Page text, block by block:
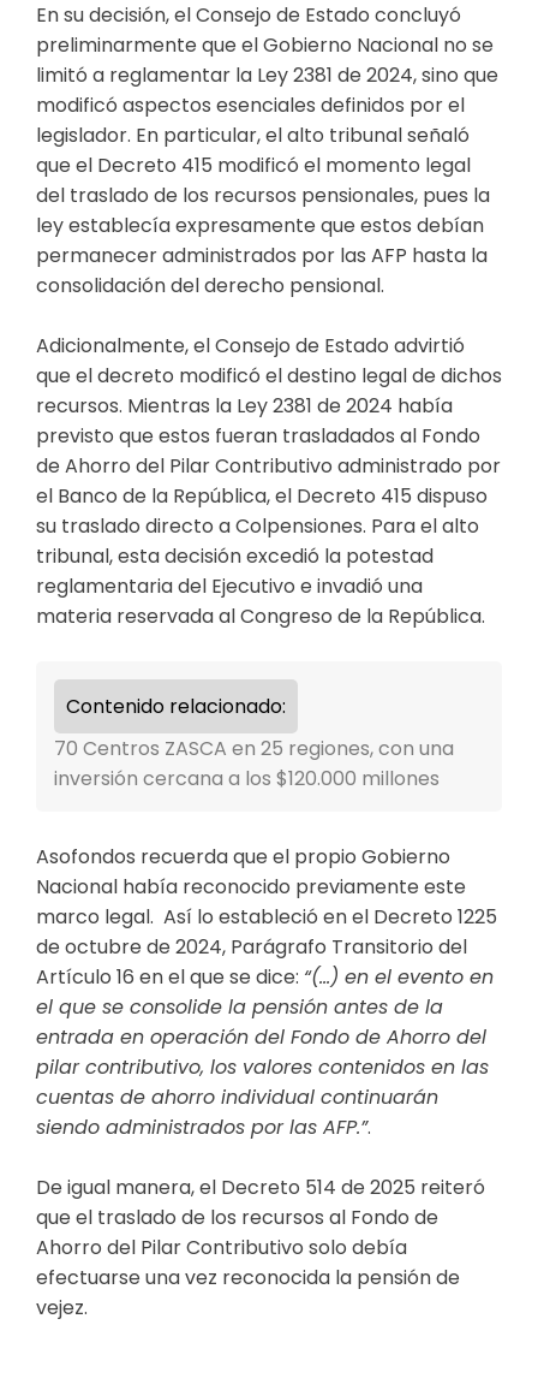
En su decisión, el Consejo de Estado concluyó
preliminarmente que el Gobierno Nacional no se
limitó a reglamentar la Ley 2381 de 2024, sino que
modificó aspectos esenciales definidos por el
legislador. En particular, el alto tribunal señaló
que el Decreto 415 modificó el momento legal
del traslado de los recursos pensionales, pues la
ley establecía expresamente que estos debían
permanecer administrados por las AFP hasta la
consolidación del derecho pensional.
Adicionalmente, el Consejo de Estado advirtió
que el decreto modificó el destino legal de dichos
recursos. Mientras la Ley 2381 de 2024 había
previsto que estos fueran trasladados al Fondo
de Ahorro del Pilar Contributivo administrado por
el Banco de la República, el Decreto 415 dispuso
su traslado directo a Colpensiones. Para el alto
tribunal, esta decisión excedió la potestad
reglamentaria del Ejecutivo e invadió una
materia reservada al Congreso de la República.
Contenido relacionado:
70 Centros ZASCA en 25 regiones, con una
inversión cercana a los $120.000 millones
Asofondos recuerda que el propio Gobierno
Nacional había reconocido previamente este
marco legal. Así lo estableció en el Decreto 1225
de octubre de 2024, Parágrafo Transitorio del
Artículo 16 en el que se dice: “(…) en el evento en
el que se consolide la pensión antes de la
entrada en operación del Fondo de Ahorro del
pilar contributivo, los valores contenidos en las
cuentas de ahorro individual continuarán
siendo administrados por las AFP.”.
De igual manera, el Decreto 514 de 2025 reiteró
que el traslado de los recursos al Fondo de
Ahorro del Pilar Contributivo solo debía
efectuarse una vez reconocida la pensión de
vejez.